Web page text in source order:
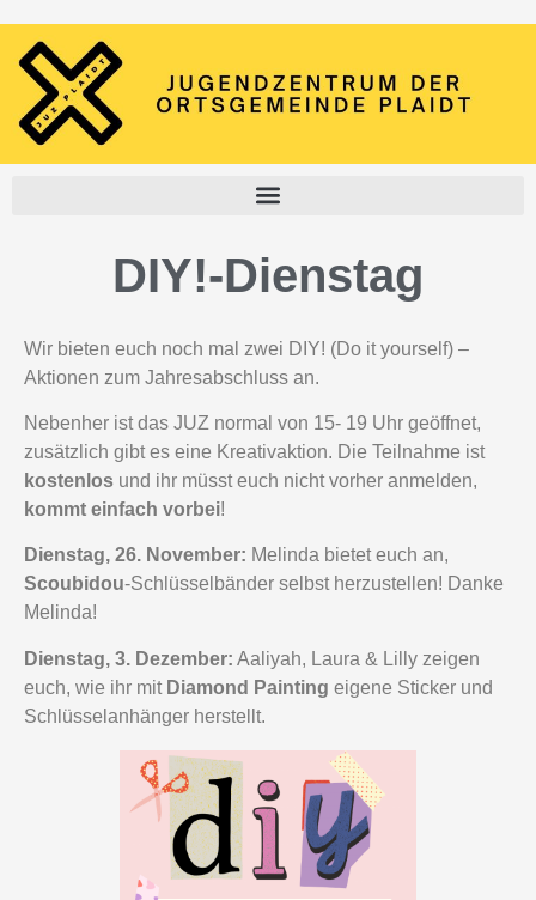
DIY!-Dienstag
Wir bieten euch noch mal zwei DIY! (Do it yourself) –
Aktionen zum Jahresabschluss an.
Nebenher ist das JUZ normal von 15- 19 Uhr geöffnet,
zusätzlich gibt es eine Kreativaktion. Die Teilnahme ist
kostenlos und ihr müsst euch nicht vorher anmelden,
kommt einfach vorbei!
Dienstag, 26. November: Melinda bietet euch an,
Scoubidou-Schlüsselbänder selbst herzustellen! Danke
Melinda!
Dienstag, 3. Dezember: Aaliyah, Laura & Lilly zeigen
euch, wie ihr mit Diamond Painting eigene Sticker und
Schlüsselanhänger herstellt.